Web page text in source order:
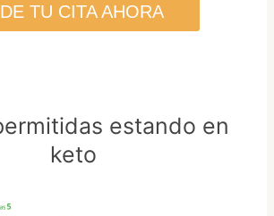
TU CITA AHORA
estando en
keto